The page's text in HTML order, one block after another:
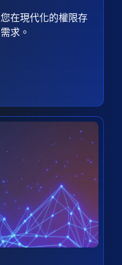
在現代化的權限存
求。